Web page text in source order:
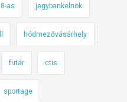
8-as jegybankelnök
hódmezővásárhely
futár ctis
sportage